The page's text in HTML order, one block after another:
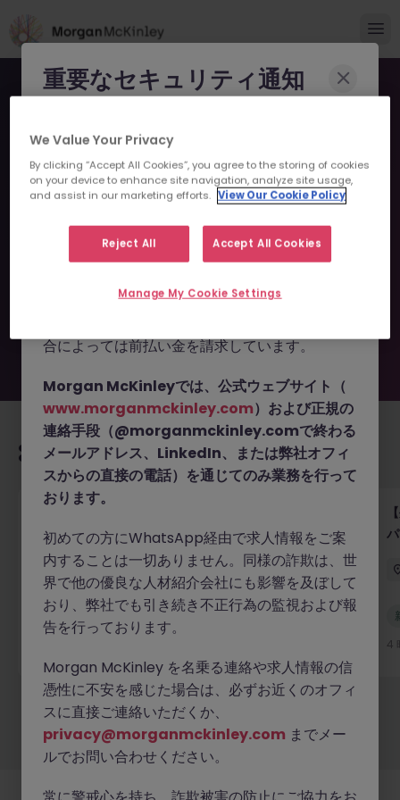
申し訳ございません。こちら
の求人の掲載は終了しまし
た。
あなたにおすすめの求人
ロボティクス×低侵襲医療
東京 正社員 550万円～800万円
新着
4
もっと見る
採用企業様新着求人最新トピックス当社について 法務 クッキーの設定
重要なセキュリティ通知
になりすまし、求職者を詐欺に巻き込もうとする
事例が報告されています。
morganmckinleyjob.com、
morganmckinleyhire.com）を使用し、虚偽の
で、WhatsApp などのメッセージアプリを通じ
合によっては前払い金を請求しています。
Morgan McKinleyでは、公式ウェブサイト（
www.morganmckinley.com）および正規の
連絡手段（@morganmckinley.comで終わる
メールアドレス、LinkedIn、または弊社オフィ
スからの直接の電話）を通じてのみ業務を行って
おります。
初めての方にWhatsApp経由で求人情報をご案
内することは一切ありません。同様の詐欺は、世
界で他の優良な人材紹介会社にも影響を及ぼして
おり、弊社でも引き続き不正行為の監視および報
告を行っております。
Morgan McKinley を名乗る連絡や求人情報の信
憑性に不安を感じた場合は、必ずお近くのオフィ
スに直接ご連絡いただくか、
privacy@morganmckinley.com までメー
ルでお問い合わせください。
We Value Your Privacy
By clicking “Accept All Cookies”, you agree to the storing of cookies
on your device to enhance site navigation, analyze site usage,
and assist in our marketing efforts. View Our Cookie Policy
Reject All Accept All Cookies
Manage My Cookie Settings